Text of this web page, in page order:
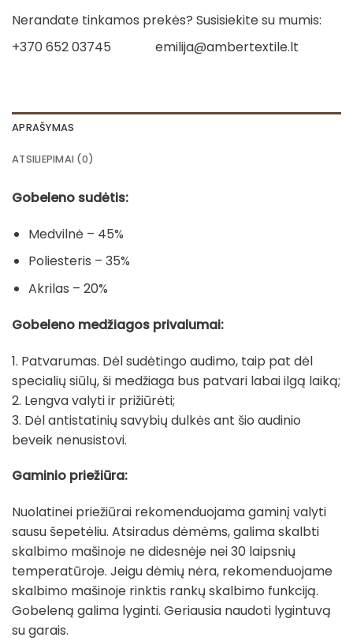
Nerandate tinkamos prekės? Susisiekite su mumis:
+370 652 03745
emilija@ambertextile.lt
APRAŠYMAS
ATSILIEPIMAI (0)
Gobeleno sudėtis:
Medvilnė – 45%
Poliesteris – 35%
Akrilas – 20%
Gobeleno medžiagos privalumai:
1. Patvarumas. Dėl sudėtingo audimo, taip pat dėl
specialių siūlų, ši medžiaga bus patvari labai ilgą laiką;
2. Lengva valyti ir prižiūrėti;
3. Dėl antistatinių savybių dulkės ant šio audinio
beveik nenusistovi.
Gaminio priežiūra:
Nuolatinei priežiūrai rekomenduojama gaminį valyti
sausu šepetėliu. Atsiradus dėmėms, galima skalbti
skalbimo mašinoje ne didesnėje nei 30 laipsnių
temperatūroje. Jeigu dėmių nėra, rekomenduojame
skalbimo mašinoje rinktis rankų skalbimo funkciją.
Gobeleną galima lyginti. Geriausia naudoti lygintuvą
su garais.